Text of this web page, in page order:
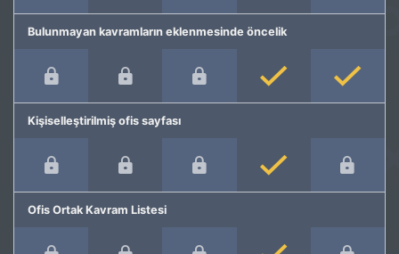
Bulunmayan kavramların eklenmesinde öncelik
Kişiselleştirilmiş ofis sayfası
Ofis Ortak Kavram Listesi